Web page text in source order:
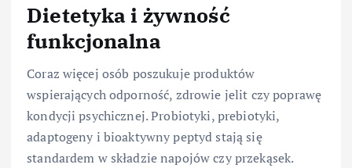
Dietetyka i żywność
funkcjonalna
Coraz więcej osób poszukuje produktów
wspierających odporność, zdrowie jelit czy poprawę
kondycji psychicznej. Probiotyki, prebiotyki,
adaptogeny i bioaktywny peptyd stają się
standardem w składzie napojów czy przekąsek.